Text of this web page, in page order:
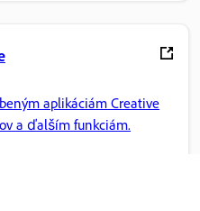
aplikáciám Creative
a ďalším funkciám.